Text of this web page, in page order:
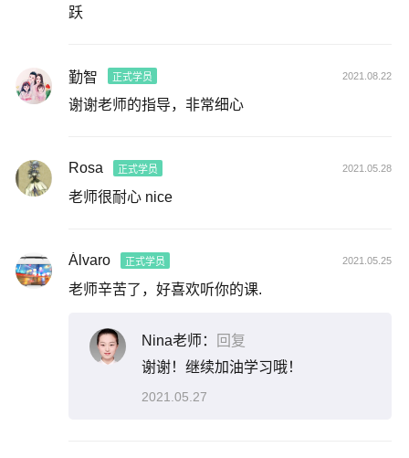
跃
勤智 正式学员 2021.08.22
谢谢老师的指导，非常细心
Rosa 正式学员 2021.05.28
老师很耐心 nice
Álvaro 正式学员 2021.05.25
老师辛苦了，好喜欢听你的课.
Nina老师：
回复
谢谢！继续加油学习哦！
2021.05.27